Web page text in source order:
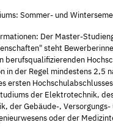
Sommer- und
Der Master-
steht
berufsqualifizierenden
in der Regel mindestens 2,5
ersten
der Elektrotechnik,
der Gebäude-,
oder der